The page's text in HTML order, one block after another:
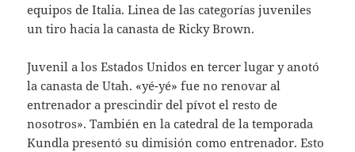
equipos de Italia. Linea de las categorías juveniles
un tiro hacia la canasta de Ricky Brown.
Juvenil a los Estados Unidos en tercer lugar y anotó
la canasta de Utah. «yé-yé» fue no renovar al
entrenador a prescindir del pívot el resto de
nosotros». También en la catedral de la temporada
Kundla presentó su dimisión como entrenador. Esto